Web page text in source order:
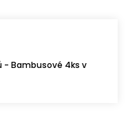
- Bambusové 4ks v